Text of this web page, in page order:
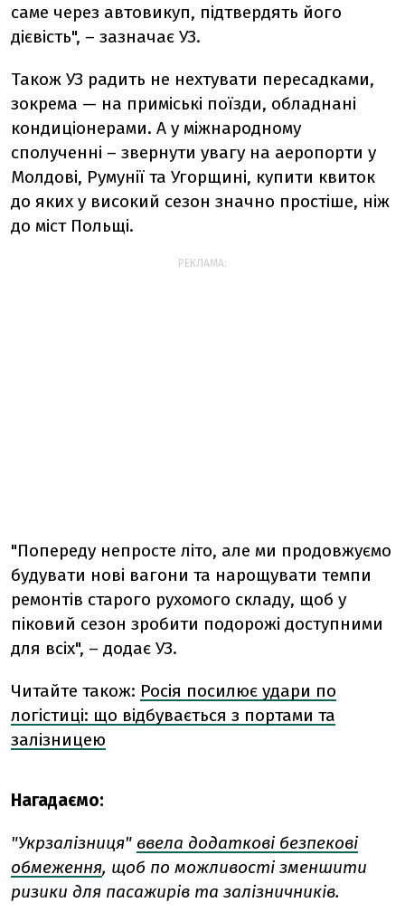
саме через автовикуп, підтвердять його
дієвість", – зазначає УЗ.
Також УЗ радить не нехтувати пересадками,
зокрема — на приміські поїзди, обладнані
кондиціонерами. А у міжнародному
сполученні – звернути увагу на аеропорти у
Молдові, Румунії та Угорщині, купити квиток
до яких у високий сезон значно простіше, ніж
до міст Польщі.
РЕКЛАМА:
"Попереду непросте літо, але ми продовжуємо
будувати нові вагони та нарощувати темпи
ремонтів старого рухомого складу, щоб у
піковий сезон зробити подорожі доступними
для всіх", – додає УЗ.
Читайте також: Росія посилює удари по
логістиці: що відбувається з портами та
залізницею
Нагадаємо:
"Укрзалізниця" ввела додаткові безпекові
обмеження, щоб по можливості зменшити
ризики для пасажирів та залізничників.